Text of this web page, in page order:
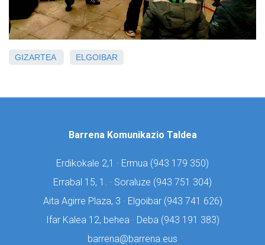
GIZARTEA ELGOIBAR
Barrena Komunikazio Taldea
Erdikokale 2,1 · Ermua (943 179 350)
Errabal 15, 1. · Soraluze (943 751 304)
Aita Agirre Plaza, 3 · Elgoibar (943 741 626)
Ifar Kalea 12, behea · Deba (943 191 383)
barrena@barrena.eus